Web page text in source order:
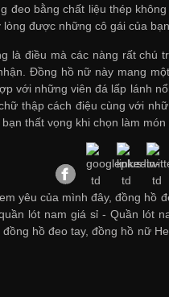
đeo bằng chất liệu thép
được những cô gái của
là điều mà các nàng rất chú
Đồng hồ nữ này mang
với những viên đá lấp lánh
thập cách điệu cùng với
thất vọng khi chọn làm
yêu của mình đây, đồng hồ
lót nam giá sỉ - Quần lót
đồng hồ đeo tay,đồng hồ nữ